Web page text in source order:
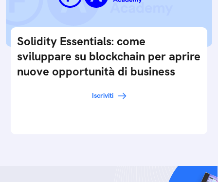
Solidity Essentials: come
sviluppare su blockchain per aprire
nuove opportunità di business
Iscriviti